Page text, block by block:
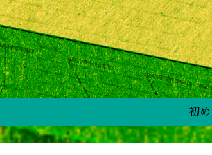
初